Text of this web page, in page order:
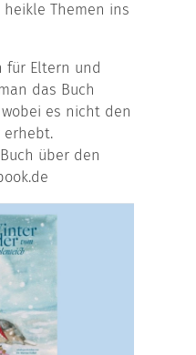
Themen ins
für Eltern und
das Buch
es nicht den
erhebt.
über den